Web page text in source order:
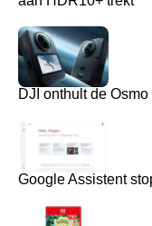
DJI onthult de
Google Assistent